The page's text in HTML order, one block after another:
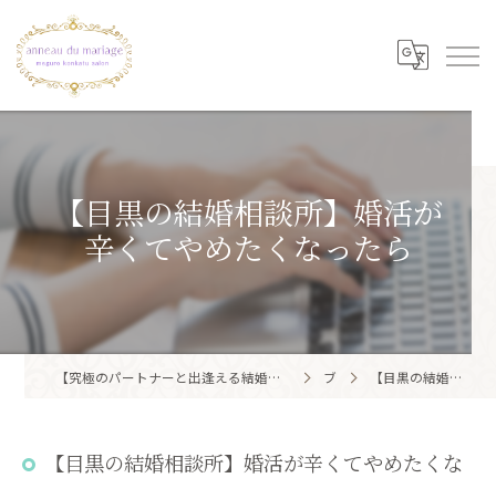
【目黒の結婚相談所】婚活が
辛くてやめたくなったら
【究極のパートナーと出逢える結婚相談所】目黒区・品川区で結婚相談所ならアノー・ド・マリアージュ 目黒婚活サロン ブログ 【目黒の結婚相談所】婚活が辛くてやめたくなったら
【目黒の結婚相談所】婚活が辛くてやめたくな